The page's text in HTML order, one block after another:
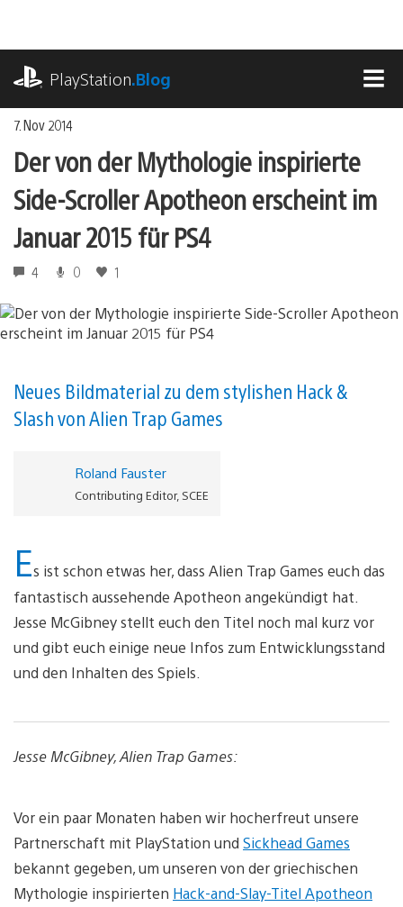
springen
PlayStation.Blog
7. Nov 2014
Der von der Mythologie inspirierte
Side-Scroller Apotheon erscheint im
Januar 2015 für PS4
4 0 1
Neues Bildmaterial zu dem stylishen Hack &
Slash von Alien Trap Games
Roland Fauster
Contributing Editor, SCEE
Es ist schon etwas her, dass Alien Trap Games euch das
fantastisch aussehende Apotheon angekündigt hat.
Jesse McGibney stellt euch den Titel noch mal kurz vor
und gibt euch einige neue Infos zum Entwicklungsstand
und den Inhalten des Spiels.
Jesse McGibney, Alien Trap Games:
Vor ein paar Monaten haben wir hocherfreut unsere
Partnerschaft mit PlayStation und Sickhead Games
bekannt gegeben, um unseren von der griechischen
Mythologie inspirierten Hack-and-Slay-Titel Apotheon